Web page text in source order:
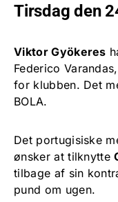
Tirsdag den
Viktor Gyökeres
Federico
for klubben. Det
BOLA.
Det portugisiske
ønsker at tilknytte
tilbage af sin
pund om ugen.